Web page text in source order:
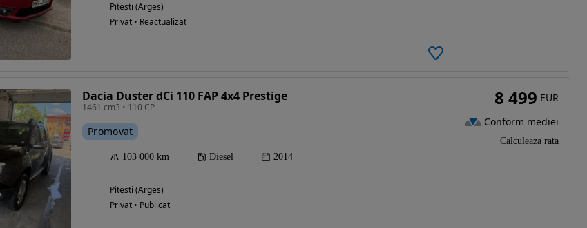
Pitesti (Arges)
Privat • Reactualizat
Dacia Duster dCi 110 FAP 4x4 Prestige
1461 cm3 • 110 CP
Promovat
103 000 km Diesel 2014
Pitesti (Arges)
Privat • Publicat
8 499 EUR
Conform mediei
Calculeaza rata